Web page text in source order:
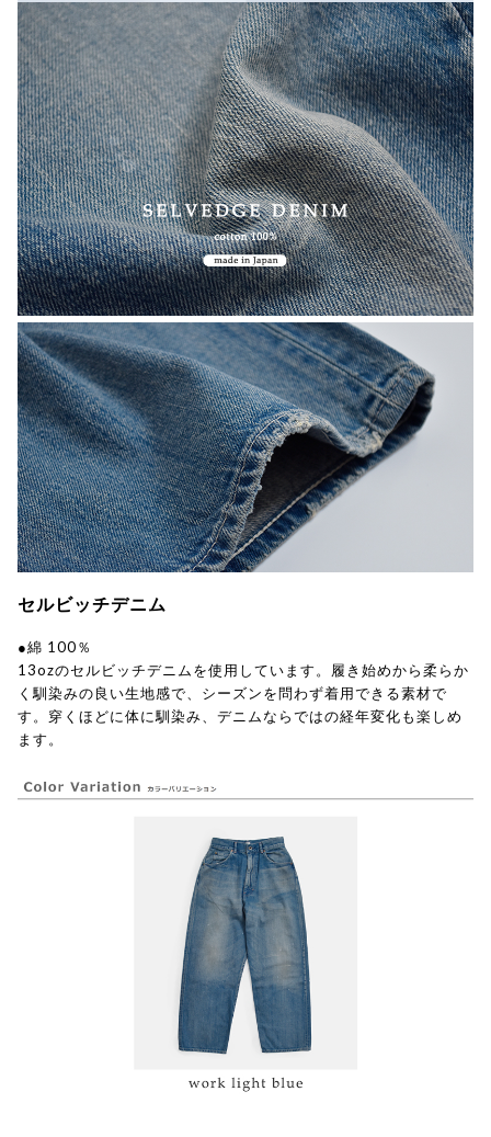
セルビッチデニム
●綿 100％
13ozのセルビッチデニムを使用しています。履き始めから柔らか
く馴染みの良い生地感で、シーズンを問わず着用できる素材で
す。穿くほどに体に馴染み、デニムならではの経年変化も楽しめ
ます。